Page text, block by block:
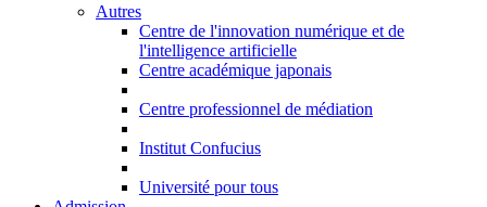
Autres
Centre de l'innovation numérique et de
l'intelligence artificielle
Centre académique japonais
Centre professionnel de médiation
Institut Confucius
Université pour tous